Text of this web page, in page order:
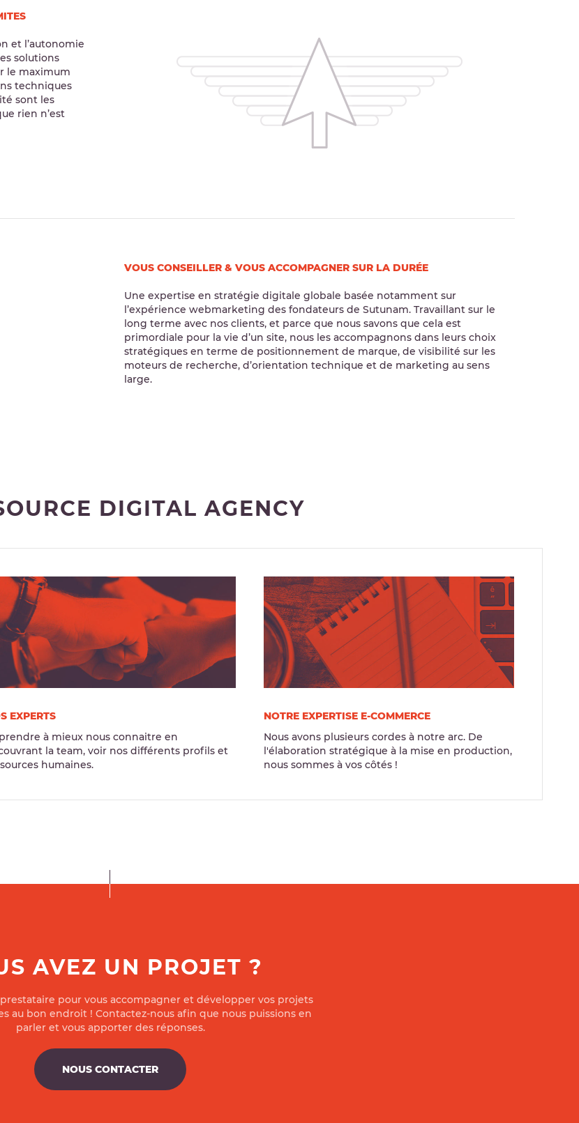
et l’autonomie
solutions
le maximum
techniques
sont les
rien n’est
VOUS CONSEILLER & VOUS ACCOMPAGNER SUR LA DURÉE
Une expertise en stratégie digitale globale basée notamment sur
l’expérience webmarketing des fondateurs de Sutunam. Travaillant sur le
long terme avec nos clients, et parce que nous savons que cela est
primordiale pour la vie d’un site, nous les accompagnons dans leurs choix
stratégiques en terme de positionnement de marque, de visibilité sur les
moteurs de recherche, d’orientation technique et de marketing au sens
large.
DIGITAL AGENCY
EXPERTS
à mieux nous connaitre en
la team, voir nos différents profils et
humaines.
NOTRE EXPERTISE E-COMMERCE
Nous avons plusieurs cordes à notre arc. De
l'élaboration stratégique à la mise en production,
nous sommes à vos côtés !
AVEZ UN PROJET ?
pour vous accompagner et développer vos projets
au bon endroit ! Contactez-nous afin que nous puissions en
parler et vous apporter des réponses.
NOUS CONTACTER